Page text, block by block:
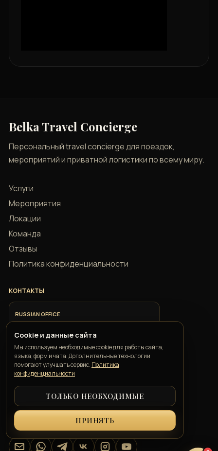
Belka Travel Concierge
Персональный travel concierge для поездок,
мероприятий и приватной логистики по всему миру.
Услуги
Мероприятия
Локации
Команда
Отзывы
Политика конфиденциальности
КОНТАКТЫ
RUSSIAN OFFICE
+7 918 685 9883
ITALIAN OFFICE
+39 351 352 1163
GEORGIAN OFFICE
+995 550 00 57 50
info@belkatravelconcierge.com
Cookie и данные сайта
Мы используем необходимые cookie для работы сайта,
языка, форм и чата. Дополнительные технологии
помогают улучшать сервис. Политика
конфиденциальности
ТОЛЬКО НЕОБХОДИМЫЕ
ПРИНЯТЬ